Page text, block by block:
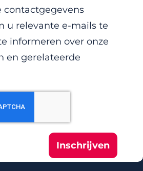
contactgegevens
u relevante e-mails te
informeren over onze
en gerelateerde
Inschrijven